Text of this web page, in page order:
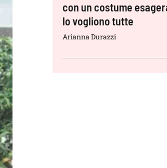
con un costume
lo vogliono tutte
Arianna Durazzi